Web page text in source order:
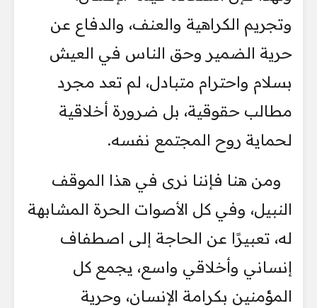
وتجريم الكراهية والعنف، والدفاع عن
حرية الضمير وحق الناس في العيش
بسلام واحترام متبادل، لم تعد مجرد
مطالب حقوقية، بل ضرورة أخلاقية
لحماية روح المجتمع نفسه.
ومن هنا فإننا نرى في هذا الموقف
النبيل، وفي كل الأصوات الحرة المشابهة
له، تعبيرًا عن الحاجة إلى اصطفاف
إنساني وأخلاقي واسع، يجمع كل
المؤمنين بكرامة الإنسان، وحرية